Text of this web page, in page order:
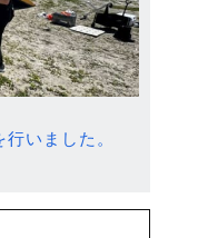
いました。